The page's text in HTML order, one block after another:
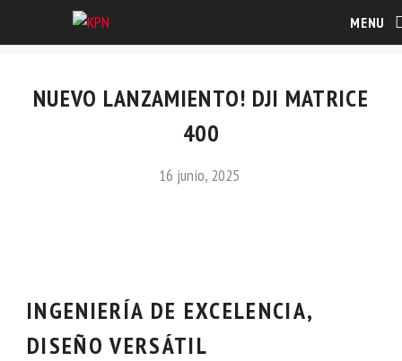
MENU
NUEVO LANZAMIENTO! DJI MATRICE
400
16 junio, 2025
INGENIERÍA DE EXCELENCIA,
DISEÑO VERSÁTIL